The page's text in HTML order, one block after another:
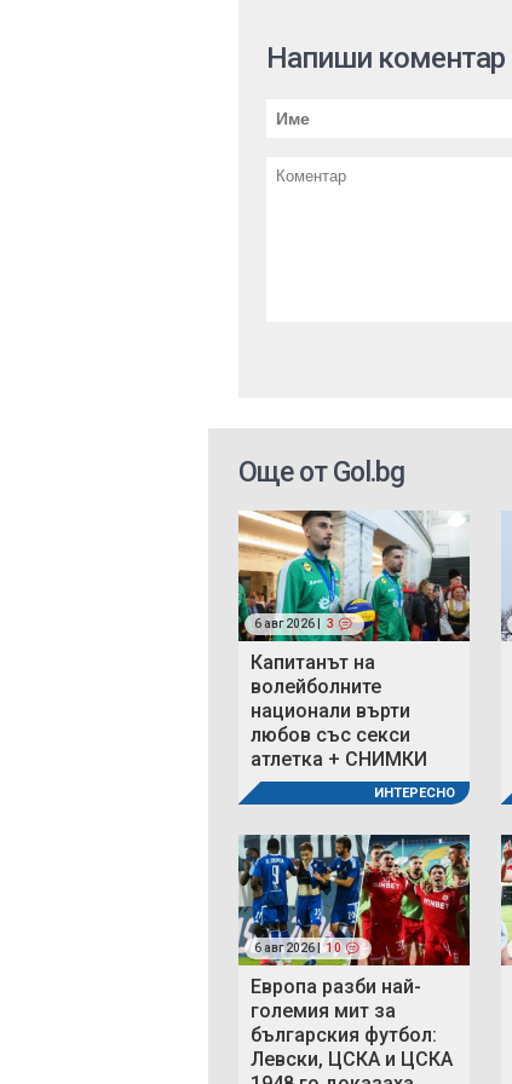
Напиши коментар
Още от Gol.bg
6 авг 2026 | 3
Капитанът на
волейболните
национали върти
любов със секси
атлетка + СНИМКИ
ИНТЕРЕСНО
6 авг 2026 | 10
Европа разби най-
големия мит за
българския футбол:
Левски, ЦСКА и ЦСКА